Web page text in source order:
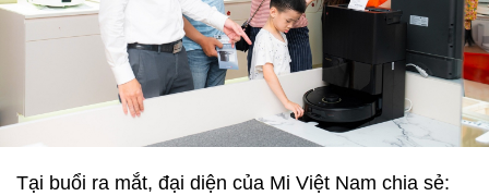
Tại buổi ra mắt, đại diện của Mi Việt Nam chia sẻ: